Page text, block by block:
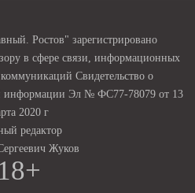
Ростов" зарегистрировано
в сфере связи, информационных
Свидетельство о
информации Эл № ФС77-78079 от 13
2020 г
редактор
Жуков
18+